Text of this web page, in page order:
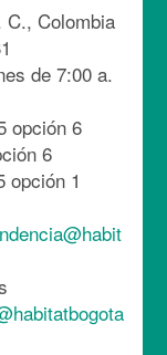
C., Colombia
de 7:00 a.
opción 6
6
opción 1